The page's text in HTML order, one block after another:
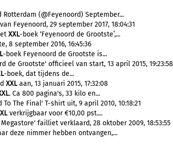
(@Feyenoord) September...
Feyenoord, 29 september 2017, 18:04:31
XXL-boek ‘Feyenoord de Grootste’,...
8 september 2016, 16:45:36
-boek Feyenoord de Grootste is...
de Grootste' officieel van start, 13 april 2015, 19:23:58
-boek, dat tijdens de...
XXLaan, 13 januari 2015, 17:32:08
. Ca 800 pagina's, 33 kilo en...
The Final' T-shirt uit, 9 april 2010, 10:18:21
verkrijgbaar voor €10,00 pst....
failliet verklaard, 28 oktober 2009, 18:53:55
deze nimmer hebben ontvangen,...